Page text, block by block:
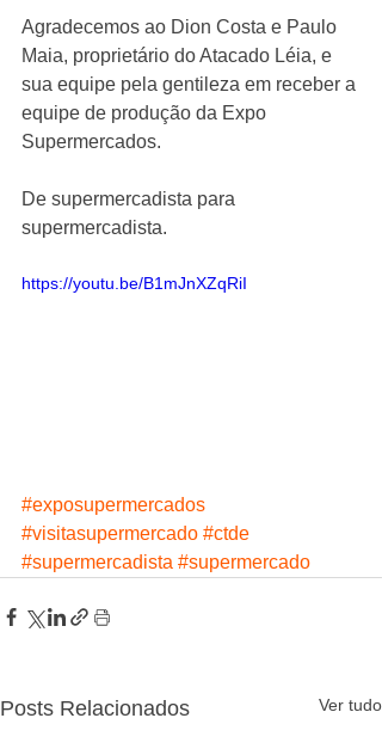
Agradecemos ao Dion Costa e Paulo
Maia, proprietário do Atacado Léia, e
sua equipe pela gentileza em receber a
equipe de produção da Expo
Supermercados.
De supermercadista para
supermercadista.
https://youtu.be/B1mJnXZqRiI
#exposupermercados
#visitasupermercado #ctde
#supermercadista #supermercado
Posts Relacionados Ver tudo